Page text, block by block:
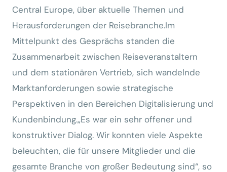
Central Europe, über aktuelle Themen und
Herausforderungen der Reisebranche.Im
Mittelpunkt des Gesprächs standen die
Zusammenarbeit zwischen Reiseveranstaltern
und dem stationären Vertrieb, sich wandelnde
Marktanforderungen sowie strategische
Perspektiven in den Bereichen Digitalisierung und
Kundenbindung.„Es war ein sehr offener und
konstruktiver Dialog. Wir konnten viele Aspekte
beleuchten, die für unsere Mitglieder und die
gesamte Branche von großer Bedeutung sind“, so